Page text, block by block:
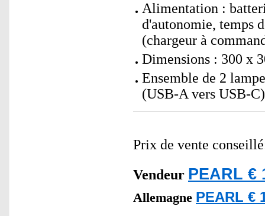
Alimentation :
d'autonomie, temps
(chargeur à
Dimensions : 300 x
Ensemble de 2
(USB-A vers USB-
Prix de vente
Vendeur PEARL €
Allemagne PEARL €